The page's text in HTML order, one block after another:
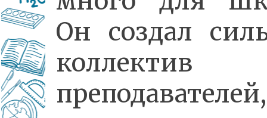
Он создал
коллектив
преподавателей,